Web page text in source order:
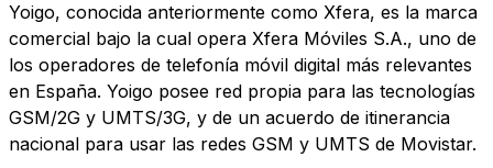
Yoigo, conocida anteriormente como Xfera, es la marca
comercial bajo la cual opera Xfera Móviles S.A., uno de
los operadores de telefonía móvil digital más relevantes
en España. Yoigo posee red propia para las tecnologías
GSM/2G y UMTS/3G, y de un acuerdo de itinerancia
nacional para usar las redes GSM y UMTS de Movistar.